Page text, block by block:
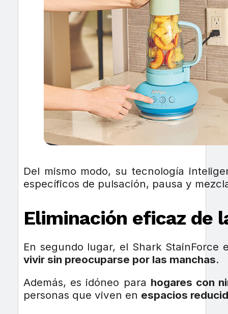
Del mismo modo, su tecnología
específicos de pulsación, pausa y
Eliminación eficaz de
En segundo lugar, el Shark
vivir sin preocuparse por las manchas.
Además, es idóneo para hogares con
personas que viven en espacios